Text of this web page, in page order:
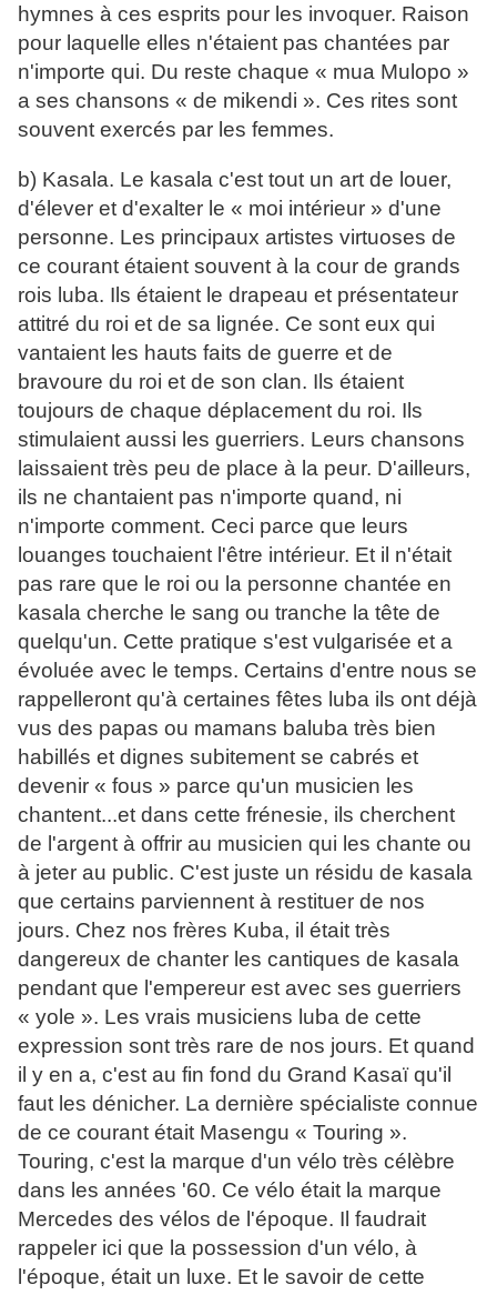
hymnes à ces esprits pour les invoquer. Raison
pour laquelle elles n'étaient pas chantées par
n'importe qui. Du reste chaque « mua Mulopo »
a ses chansons « de mikendi ». Ces rites sont
souvent exercés par les femmes.
b) Kasala. Le kasala c'est tout un art de louer,
d'élever et d'exalter le « moi intérieur » d'une
personne. Les principaux artistes virtuoses de
ce courant étaient souvent à la cour de grands
rois luba. Ils étaient le drapeau et présentateur
attitré du roi et de sa lignée. Ce sont eux qui
vantaient les hauts faits de guerre et de
bravoure du roi et de son clan. Ils étaient
toujours de chaque déplacement du roi. Ils
stimulaient aussi les guerriers. Leurs chansons
laissaient très peu de place à la peur. D'ailleurs,
ils ne chantaient pas n'importe quand, ni
n'importe comment. Ceci parce que leurs
louanges touchaient l'être intérieur. Et il n'était
pas rare que le roi ou la personne chantée en
kasala cherche le sang ou tranche la tête de
quelqu'un. Cette pratique s'est vulgarisée et a
évoluée avec le temps. Certains d'entre nous se
rappelleront qu'à certaines fêtes luba ils ont déjà
vus des papas ou mamans baluba très bien
habillés et dignes subitement se cabrés et
devenir « fous » parce qu'un musicien les
chantent...et dans cette frénesie, ils cherchent
de l'argent à offrir au musicien qui les chante ou
à jeter au public. C'est juste un résidu de kasala
que certains parviennent à restituer de nos
jours. Chez nos frères Kuba, il était très
dangereux de chanter les cantiques de kasala
pendant que l'empereur est avec ses guerriers
« yole ». Les vrais musiciens luba de cette
expression sont très rare de nos jours. Et quand
il y en a, c'est au fin fond du Grand Kasaï qu'il
faut les dénicher. La dernière spécialiste connue
de ce courant était Masengu « Touring ».
Touring, c'est la marque d'un vélo très célèbre
dans les années '60. Ce vélo était la marque
Mercedes des vélos de l'époque. Il faudrait
rappeler ici que la possession d'un vélo, à
l'époque, était un luxe. Et le savoir de cette